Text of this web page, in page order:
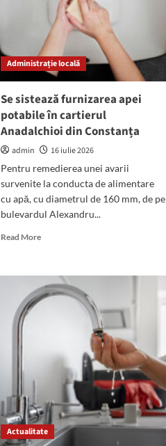
Administrație locală
Se sistează furnizarea apei
potabile în cartierul
Anadalchioi din Constanța
admin
16 iulie 2026
Pentru remedierea unei avarii
survenite la conducta de alimentare
cu apă, cu diametrul de 160 mm, de pe
bulevardul Alexandru...
Read MoreRead
Se
sistează
furnizarea
cartierul
Anadalchioi
Constanța
Actualitate